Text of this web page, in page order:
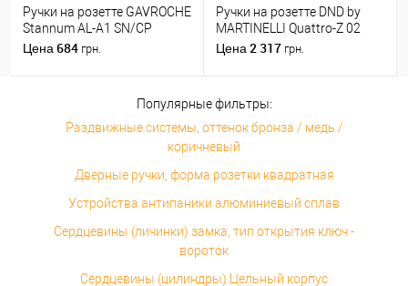
Ручки на розетте GAVROCHE
Stannum AL-A1 SN/CP
никель/хром
Цена 684 грн.
Ручки на розетте DND by
MARTINELLI Quattro-Z 02
ZNE черный
Цена 2 317 грн.
Популярные фильтры:
Раздвижные системы, оттенок бронза / медь /
коричневый
Дверные ручки, форма розетки квадратная
Устройства антипаники алюминиевый сплав
Сердцевины (личинки) замка, тип открытия ключ -
вороток
Сердцевины (цилиндры) Цельный корпус